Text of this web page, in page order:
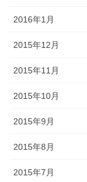
2016年1月
2015年12月
2015年11月
2015年10月
2015年9月
2015年8月
2015年7月